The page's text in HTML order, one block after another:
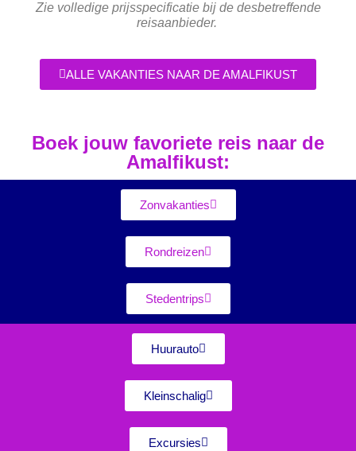
Zie volledige prijsspecificatie bij de desbetreffende
reisaanbieder.
ALLE VAKANTIES NAAR DE AMALFIKUST
Boek jouw favoriete reis naar de
Amalfikust:
Zonvakanties
Rondreizen
Stedentrips
Huurauto
Kleinschalig
Excursies